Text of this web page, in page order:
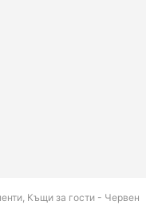
Къщи за гости - Червен